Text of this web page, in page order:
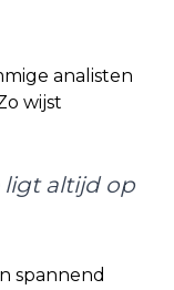
analisten
wijst
ligt altijd op
spannend